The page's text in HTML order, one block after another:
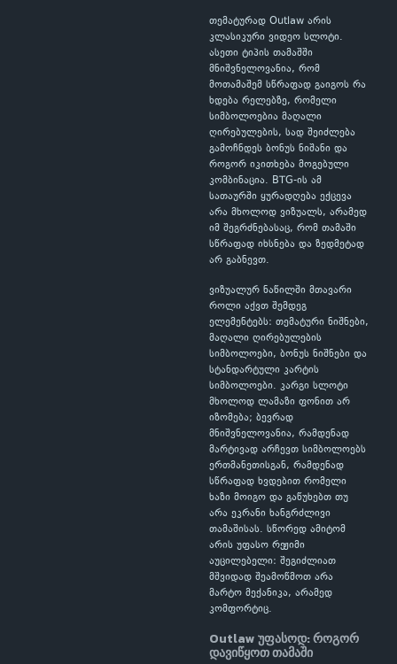
თემატურად Outlaw არის
კლასიკური ვიდეო სლოტი.
ასეთი ტიპის თამაშში
მნიშვნელოვანია, რომ
მოთამაშემ სწრაფად გაიგოს რა
ხდება რელებზე, რომელი
სიმბოლოებია მაღალი
ღირებულების, სად შეიძლება
გამოჩნდეს ბონუს ნიშანი და
როგორ იკითხება მოგებული
კომბინაცია. BTG-ის ამ
სათაურში ყურადღება ექცევა
არა მხოლოდ ვიზუალს, არამედ
იმ შეგრძნებასაც, რომ თამაში
სწრაფად იხსნება და ზედმეტად
არ გაბნევთ.
ვიზუალურ ნაწილში მთავარი
როლი აქვთ შემდეგ
ელემენტებს: თემატური ნიშნები,
მაღალი ღირებულების
სიმბოლოები, ბონუს ნიშნები და
სტანდარტული კარტის
სიმბოლოები. კარგი სლოტი
მხოლოდ ლამაზი ფონით არ
იზომება; ბევრად
მნიშვნელოვანია, რამდენად
მარტივად არჩევთ სიმბოლოებს
ერთმანეთისგან, რამდენად
სწრაფად ხვდებით რომელი
ხაზი მოიგო და გაწუხებთ თუ
არა ეკრანი ხანგრძლივი
თამაშისას. სწორედ ამიტომ
არის უფასო რეჟიმი
აუცილებელი: შეგიძლიათ
მშვიდად შეამოწმოთ არა
მარტო მექანიკა, არამედ
კომფორტიც.
Outlaw უფასოდ: როგორ
დავიწყოთ თამაში